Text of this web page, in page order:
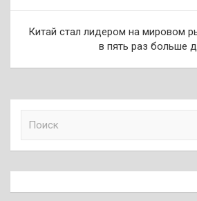
записям
Китай стал лидером на мировом
в пять раз больше
к